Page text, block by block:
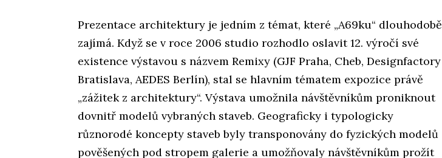
Prezentace architektury je jedním z témat, které „A69ku“ dlouhodobě
zajímá. Když se v roce 2006 studio rozhodlo oslavit 12. výročí své
existence výstavou s názvem Remixy (GJF Praha, Cheb, Designfactory
Bratislava, AEDES Berlín), stal se hlavním tématem expozice právě
„zážitek z architektury“. Výstava umožnila návštěvníkům proniknout
dovnitř modelů vybraných staveb. Geograficky i typologicky
různorodé koncepty staveb byly transponovány do fyzických modelů
pověšených pod stropem galerie a umožňovaly návštěvníkům prožít